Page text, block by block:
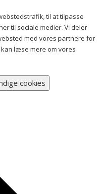
til at tilpasse
til sociale medier. Vi deler
med vores partnere for
læse mere om vores
cookies